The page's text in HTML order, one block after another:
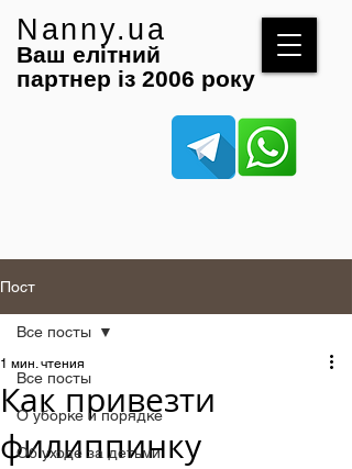
Nanny.ua
Ваш елітний
партнер із 2006 року
Пост
Все посты
О уборке и порядке
Об уходе за детьми
Все посты
Как привезти
филиппинку
1 мин. чтения